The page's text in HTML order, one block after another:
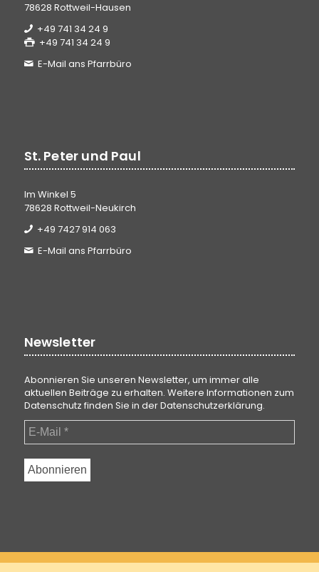
78628 Rottweil-Hausen
+49 741 34 24 9
+49 741 34 24 9
E-Mail ans Pfarrbüro
St. Peter und Paul
Im Winkel 5
78628 Rottweil-Neukirch
+49 7427 914 063
E-Mail ans Pfarrbüro
Newsletter
Abonnieren Sie unseren Newsletter, um immer alle
aktuellen Beiträge zu erhalten. Weitere Informationen zum
Datenschutz finden Sie in derDatenschutzerklärung.